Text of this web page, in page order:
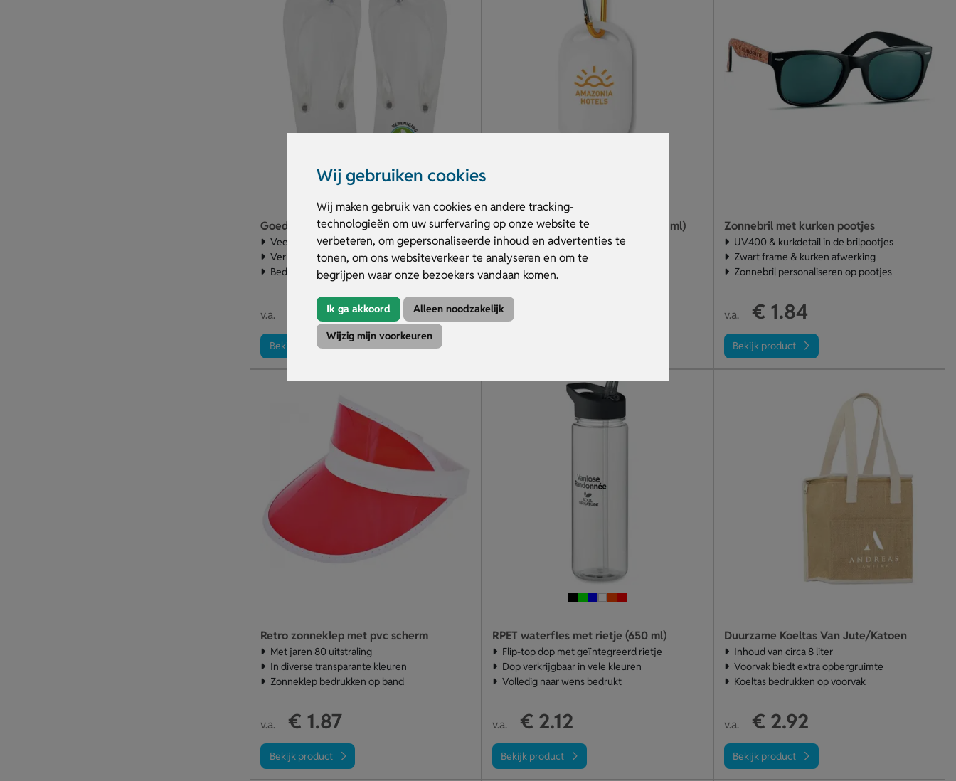
Wij gebruiken cookies
Wij maken gebruik van cookies en andere tracking-
technologieën om uw surfervaring op onze website te
verbeteren, om gepersonaliseerde inhoud en advertenties te
tonen, om ons websiteverkeer te analyseren en om te
begrijpen waar onze bezoekers vandaan komen.
Ik ga akkoord Alleen noodzakelijk
Wijzig mijn voorkeuren
Goedkope Teenslippers
Veel stuks voor je budget
Verkrijgbaar in diverse kleuren
Bedrukte zool & bandje
v.a. € 1.27
Bekijk product
Zonnebrand met karabijnhaak (30 ml)
Beschermfactor SPF 25
Leverbaar in vele kleuren
Zonnebrand bedrukken
v.a.
Zonnebril met kurken pootjes
UV400 & kurkdetail in de brilpootjes
Zwart frame & kurken afwerking
Zonnebril personaliseren op pootjes
v.a. € 1.84
Bekijk product
Retro zonneklep met pvc scherm
Met jaren 80 uitstraling
In diverse transparante kleuren
Zonneklep bedrukken op band
v.a. € 1.87
Bekijk product
RPET waterfles met rietje (650 ml)
Flip-top dop met geïntegreerd rietje
Dop verkrijgbaar in vele kleuren
Volledig naar wens bedrukt
v.a. € 2.12
Bekijk product
Duurzame Koeltas Van Jute/Katoen
Inhoud van circa 8 liter
Voorvak biedt extra opbergruimte
Koeltas bedrukken op voorvak
v.a. € 2.92
Bekijk product